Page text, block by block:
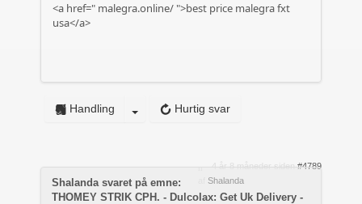
<a href=" malegra.online/ ">best price malegra fxt
usa</a>
Hurtig svar
Handling
4 år 8 måneder siden #4789
Shalanda
Shalanda svaret på emne:
THOMEY STRIK CPH. - Dulcolax: Get Uk Delivery -